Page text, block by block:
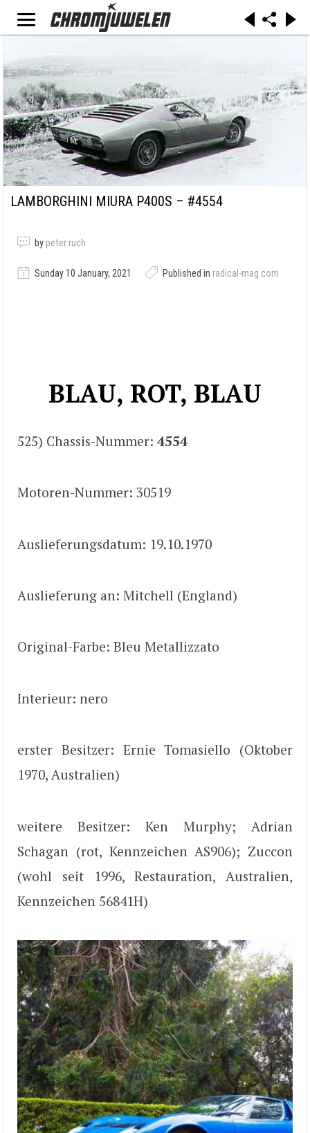
LAMBORGHINI MIURA P400S – #4554
by peter ruch
Sunday 10 January, 2021 Published in radical-mag.com
BLAU, ROT, BLAU
525) Chassis-Nummer: 4554
Motoren-Nummer: 30519
Auslieferungsdatum: 19.10.1970
Auslieferung an: Mitchell (England)
Original-Farbe: Bleu Metallizzato
Interieur: nero
erster Besitzer: Ernie Tomasiello (Oktober
1970, Australien)
weitere Besitzer: Ken Murphy; Adrian
Schagan (rot, Kennzeichen AS906); Zuccon
(wohl seit 1996, Restauration, Australien,
Kennzeichen 56841H)